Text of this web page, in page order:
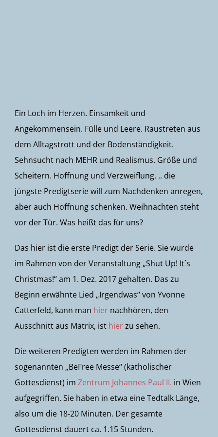
Ein Loch im Herzen. Einsamkeit und
Angekommensein. Fülle und Leere. Raustreten aus
dem Alltagstrott und der Bodenständigkeit.
Sehnsucht nach MEHR und Realismus. Größe und
Scheitern. Hoffnung und Verzweiflung. .. die
jüngste Predigtserie will zum Nachdenken anregen,
aber auch Hoffnung schenken. Weihnachten steht
vor der Tür. Was heißt das für uns?
Das hier ist die erste Predigt der Serie. Sie wurde
im Rahmen von der Veranstaltung „Shut Up! It`s
Christmas!“ am 1. Dez. 2017 gehalten. Das zu
Beginn erwähnte Lied „Irgendwas“ von Yvonne
Catterfeld, kann man hier nachhören, den
Ausschnitt aus Matrix, ist hierzu sehen.
Die weiteren Predigten werden im Rahmen der
sogenannten „BeFree Messe“ (katholischer
Gottesdienst) im Zentrum Johannes Paul II. in Wien
aufgegriffen. Sie haben in etwa eine Tedtalk Länge,
also um die 18-20 Minuten. Der gesamte
Gottesdienst dauert ca. 1.15 Stunden.